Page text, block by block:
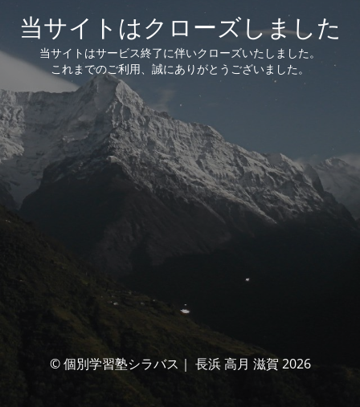
当サイトはクローズしました
当サイトはサービス終了に伴いクローズいたしました。
これまでのご利用、誠にありがとうございました。
© 個別学習塾シラバス｜ 長浜 高月 滋賀 2026